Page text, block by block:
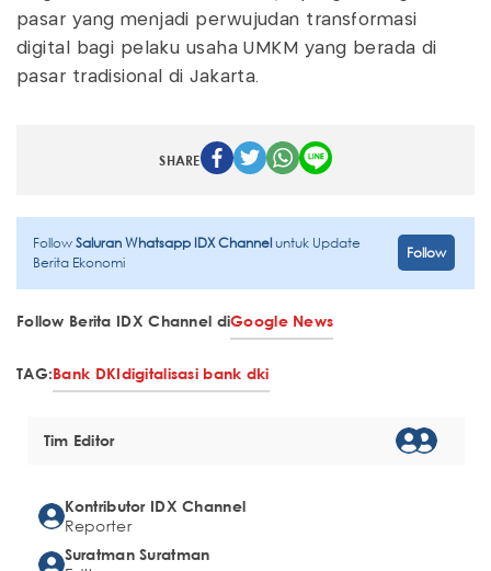
pasar yang menjadi perwujudan transformasi
digital bagi pelaku usaha UMKM yang berada di
pasar tradisional di Jakarta.
SHARE
FollowSaluran Whatsapp IDX Channeluntuk Update
Berita Ekonomi
Follow
Follow Berita IDX Channel diGoogle News
TAG:Bank DKIdigitalisasi bank dki
Tim Editor
Kontributor IDX Channel
Reporter
Suratman Suratman